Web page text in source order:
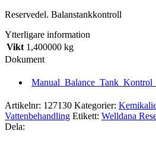
Reservedel. Balanstankkontroll
Ytterligare information
Vikt 1,400000 kg
Dokument
Artikelnr: 127130 Kategorier:
Vattenbehandling Etikett: Welldana
Dela: